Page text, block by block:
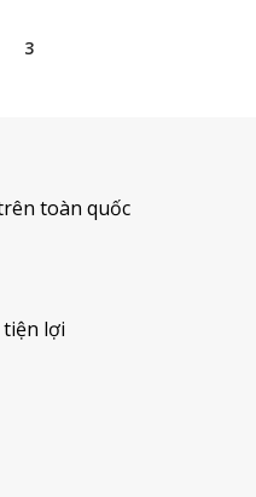
3
toàn quốc
lợi